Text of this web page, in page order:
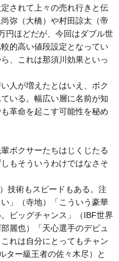
されて上々の売れ行きと伝
弥（大橋）や村田諒太（帝
円ほどだが、今回はダブル世
的高い値段設定となってい
、これは那須川効果といっ
人が増えたとはいえ、ボク
いる。幅広い層に名前が知
革命を起こす可能性を秘め
ボクサーたちはじくじたる
もそういうわけではなさそ
技術もスピードもある。注
」（寺地）「こういう豪華
ビッグチャンス」（IBF世界
麗也）「天心選手のデビュ
れは自分にとってもチャン
ター級王者の佐々木尽）と